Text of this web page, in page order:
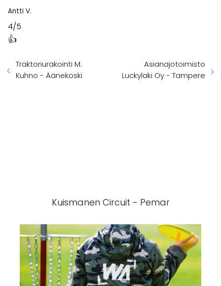
Antti V.
4/5
👍
Traktoriurakointi M.
Kuhno - Äänekoski
Asianajotoimisto
Luckylaki Oy - Tampere
Kuismanen Circuit - Pemar